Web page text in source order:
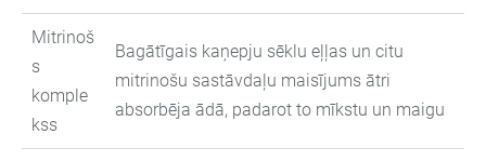
Mitrinoš
s
komple
kss
Bagātīgais kaņepju sēklu eļļas un citu
mitrinošu sastāvdaļu maisījums ātri
absorbēja ādā, padarot to mīkstu un maigu